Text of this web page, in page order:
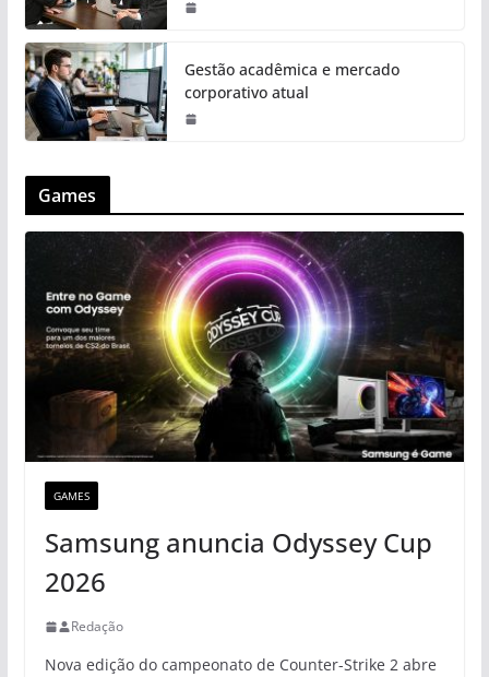
Gestão acadêmica e mercado
corporativo atual
Games
GAMES
Samsung anuncia Odyssey Cup
2026
Redação
Nova edição do campeonato de Counter-Strike 2 abre